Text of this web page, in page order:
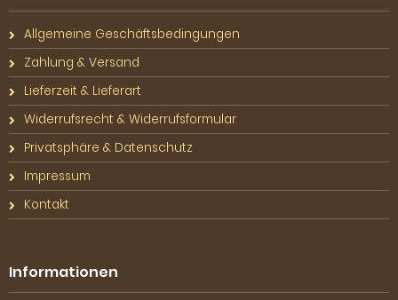
Allgemeine Geschäftsbedingungen
Zahlung & Versand
Lieferzeit & Lieferart
Widerrufsrecht & Widerrufsformular
Privatsphäre & Datenschutz
Impressum
Kontakt
Informationen